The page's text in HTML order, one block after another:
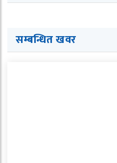
सम्बन्धित खवर